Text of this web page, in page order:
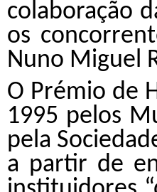
colaboração
os
Nuno Miguel
O Prémio de
1995 pelos
pela
a partir de